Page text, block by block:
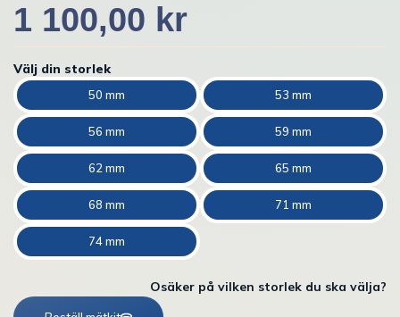
1 100,00 kr
Välj din storlek
50 mm 53 mm
56 mm 59 mm
62 mm 65 mm
68 mm 71 mm
74 mm
Osäker på vilken storlek du ska välja?